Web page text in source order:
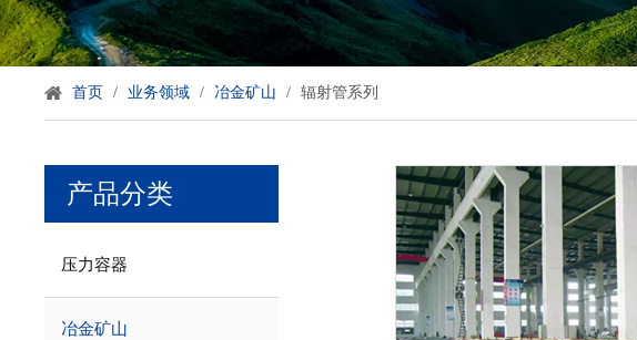
首页 / 业务领域 / 冶金矿山 / 辐射管系列
产品分类
压力容器
冶金矿山